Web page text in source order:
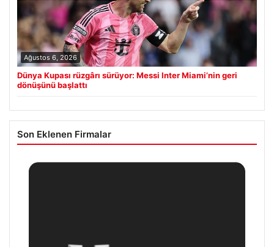
Ağustos 6, 2026
Dünya Kupası rüzgârı sürüyor: Messi Inter Miami’nin geri
dönüşünü başlattı
Son Eklenen Firmalar